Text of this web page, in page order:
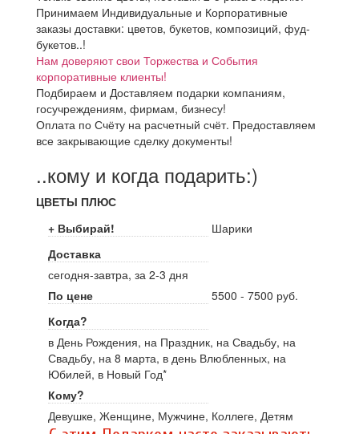
Принимаем Индивидуальные и Корпоративные
заказы доставки: цветов, букетов, композиций, фуд-
букетов..!
Нам доверяют свои Торжества и События
корпоративные клиенты!
Подбираем и Доставляем подарки компаниям,
госучреждениям, фирмам, бизнесу!
Оплата по Счёту на расчетный счёт. Предоставляем
все закрывающие сделку документы!
..кому и когда подарить:)
ЦВЕТЫ ПЛЮС
+ Выбирай!
Шарики
Доставка
сегодня-завтра, за 2-3 дня
По цене
5500 - 7500 руб.
Когда?
в День Рождения, на Праздник, на Свадьбу, на
Свадьбу, на 8 марта, в день Влюбленных, на
Юбилей, в Новый Год*
Кому?
Девушке, Женщине, Мужчине, Коллеге, Детям